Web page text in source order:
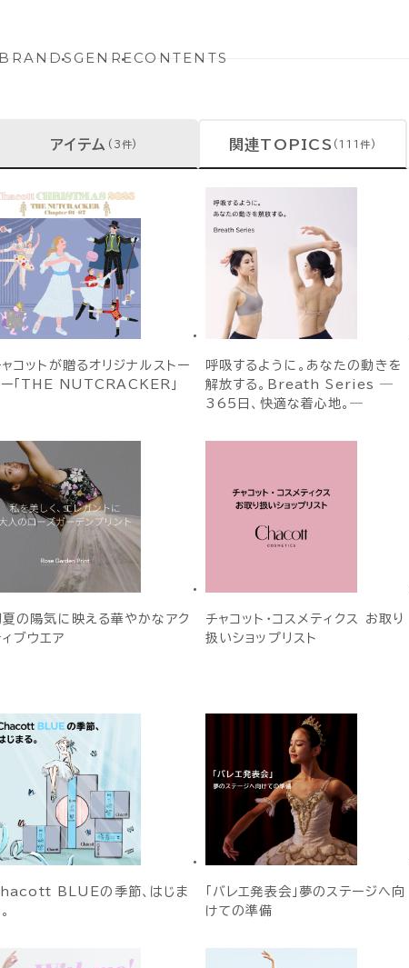
BRANDSGENRECONTENTS
アイテム (3件) 関連TOPICS (111件)
ャコットが贈るオリジナルストー
ー「THE NUTCRACKER」
呼吸するように。あなたの動きを
解放する。Breath Series ―
365日、快適な着心地。―
夏の陽気に映える華やかなアク
ィブウエア
チャコット・コスメティクス お取り
扱いショップリスト
BLUEの季節、はじま
「バレエ発表会」夢のステージへ向
けての準備